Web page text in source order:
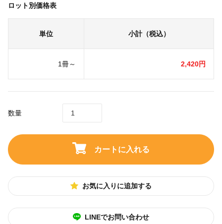
ロット別価格表
単位 小計（税込）
1冊～ 2,420円
数量
カートに入れる
お気に入りに追加する
LINEでお問い合わせ